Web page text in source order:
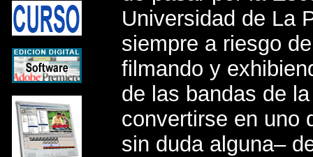
Universidad de La
siempre a riesgo
filmando y
de las bandas de
convertirse en uno
sin duda alguna–